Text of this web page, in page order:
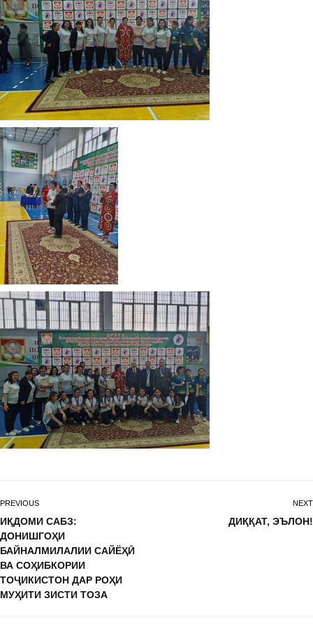
PREVIOUS
ИҚДОМИ САБЗ:
ДОНИШГОҲИ
БАЙНАЛМИЛАЛИИ САЙЁҲӢ
ВА СОҲИБКОРИИ
ТОҶИКИСТОН ДАР РОҲИ
МУҲИТИ ЗИСТИ ТОЗА
NEXT
ДИҚҚАТ, ЭЪЛОН!